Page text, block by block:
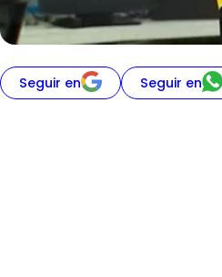
Seguir en Seguir en